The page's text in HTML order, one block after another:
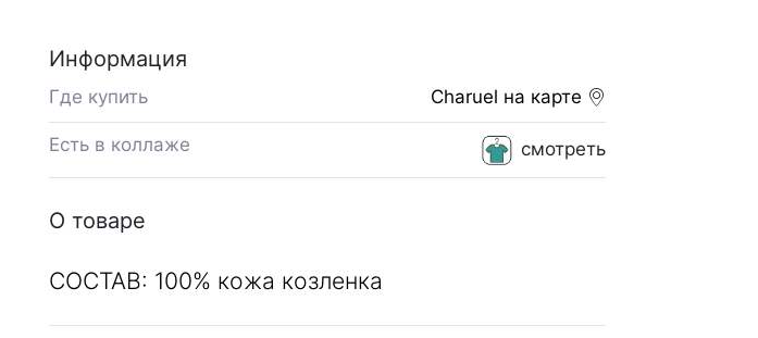
Информация
Charuel на карте
Где купить
смотреть
Есть в коллаже
О товаре
СОСТАВ: 100% кожа козленка